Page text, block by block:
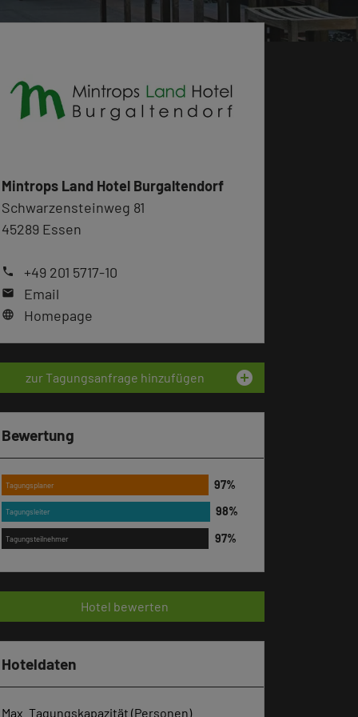
Mintrops Land Hotel Burgaltendorf
Schwarzensteinweg 81
45289 Essen
phone +49 201 5717-10
mail Email
language Homepage
zur Tagungsanfrage hinzufügen add_circle
Bewertung
Tagungsplaner
Tagungsleiter
Tagungsteilnehmer
Hotel bewerten
Hoteldaten
Max. Tagungskapazität (Personen)